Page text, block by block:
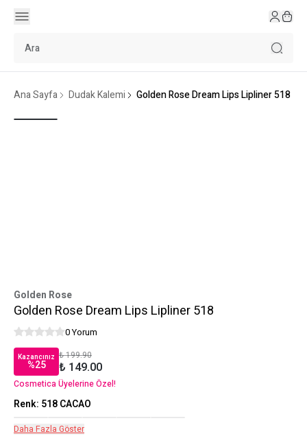
Ana Sayfa Dudak Kalemi Golden Rose Dream Lips Lipliner 518
Golden Rose
Golden Rose Dream Lips Lipliner 518
0 Yorum
Kazancınız
%25
₺ 199.90
₺ 149.00
Cosmetica Üyelerine Özel!
Renk: 518 CACAO
Daha Fazla Göster